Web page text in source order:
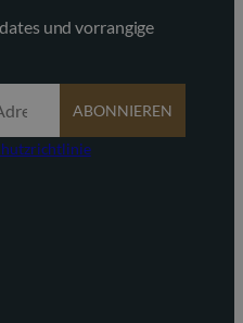
und vorrangige
ABONNIEREN